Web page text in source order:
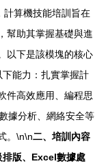
計算機技能培訓旨在
幫助其掌握基礎與進
以下是該模塊的核心
能力：扎實掌握計
件高效應用、編程思
據分析、網絡安全等
。\n\n二、培訓內容
排版、Excel數據處